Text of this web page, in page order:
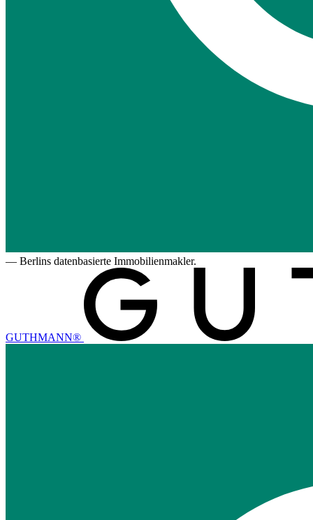
— Berlins datenbasierte Immobilienmakler.
GUTHMANN®